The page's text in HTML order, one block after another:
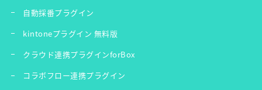
自動採番プラグイン
kintoneプラグイン 無料版
クラウド連携プラグインforBox
コラボフロー連携プラグイン